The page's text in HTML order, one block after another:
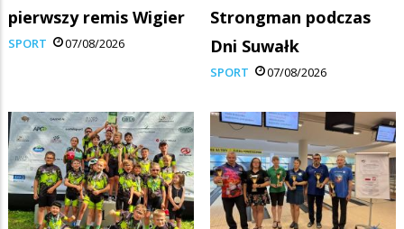
pierwszy remis Wigier
SPORT 07/08/2026
Strongman podczas
Dni Suwałk
SPORT 07/08/2026